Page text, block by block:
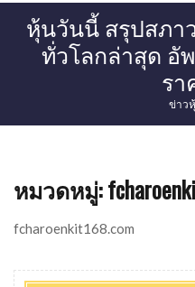
content
หุ้นวันนี้ สรุปสภา
ทั่วโลกล่าสุด อัพ
ร
ข่าว
หมวดหมู่:
fcharoenkit168.com